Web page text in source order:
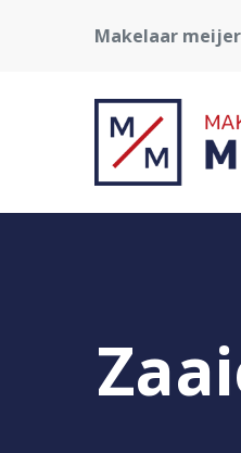
Makelaar meijer